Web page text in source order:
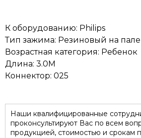
К оборудованию: Philips
Тип зажима: Резиновый на
Возрастная категория: Ребенок
Длина: 3.0M
Коннектор: 025
Наши квалифицированные
проконсультируют Вас по всем
продукцией, стоимостью и срокам